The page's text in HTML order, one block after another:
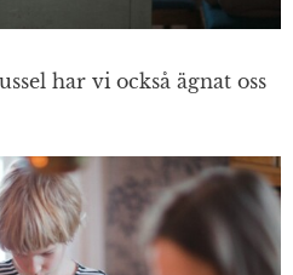
har vi också ägnat oss